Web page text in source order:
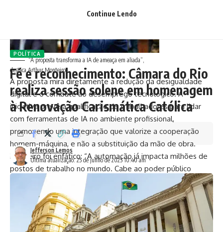
“A proposta transforma a IA de ameaça em aliada”,
destaca Arthur Monteiro
A proposta mira diretamente a redução da desigualdade
digital e o combate ao desemprego tecnológico. A
iniciativa prevê a qualificação de trabalhadores para lidar
com ferramentas de IA no ambiente profissional,
promovendo uma integração que valorize a cooperação
homem-máquina, e não a substituição da mão de obra.
Monteiro foi enfático: “A automação já impacta milhões de
postos de trabalho no mundo. Cabe ao poder público
antecipar essas mudanças, proteger os trabalhadores e
garantir que ninguém seja deixado para trás.”
O projeto também inclui medidas específicas para os casos
em que a substituição humana por IA for inevitável. Nesses
Continue Lendo
POLÍTICA
Fé e reconhecimento: Câmara do Rio
realiza sessão solene em homenagem
à Renovação Carismática Católica
Última atualização: 25 de junho de 2025 10:40 am
Jefferson Lemos